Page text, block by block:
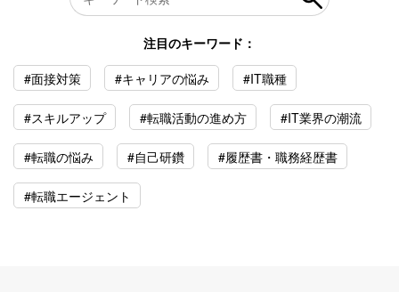
注目のキーワード：
#面接対策
#キャリアの悩み #IT職種
#スキルアップ #転職活動の進め方 #IT業界の潮流
#転職の悩み #自己研鑽 #履歴書・職務経歴書
#転職エージェント